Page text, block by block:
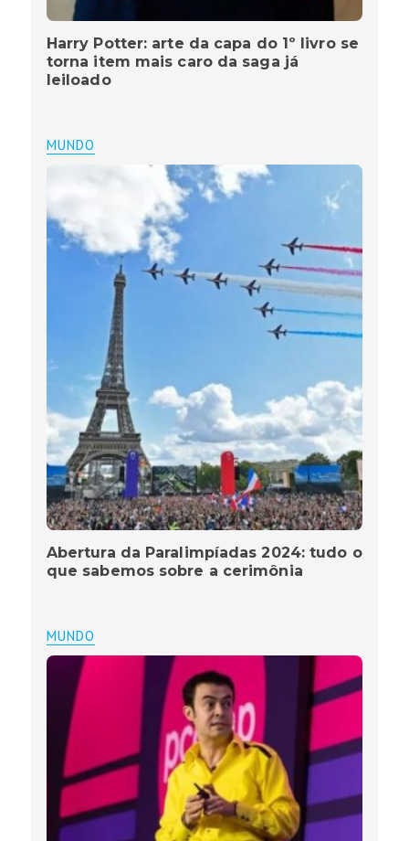
Harry Potter: arte da capa do 1º livro se
torna item mais caro da saga já
leiloado
MUNDO
Abertura da Paralimpíadas 2024: tudo o
que sabemos sobre a cerimônia
MUNDO